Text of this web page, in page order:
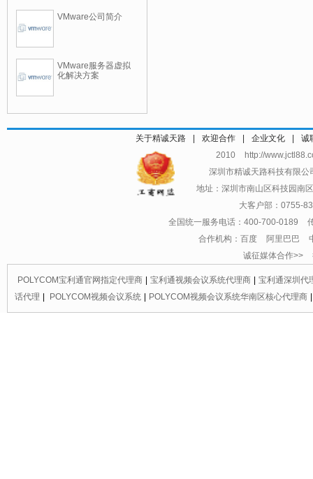
VMware公司简介
VMware服务器虚拟
化解决方案
关于精诚天路 欢迎合作 企业文化
诚
2010 http://
深圳市精诚天路科技有
地址：深圳市南山区科技园南
大客户部：0755-
全国统一服务电话：400-700-0189
合作机构：百度 阿里巴巴
诚征媒体合作>>
POLYCOM宝利通官网指定代理商 宝利通视频会议系统代理商
宝利通深圳代
话代理
POLYCOM视频会议系统 POLYCOM视频会议系统华南区核心代理商
供商 | 宝利通会议电话深圳代理商 | 宝利通会议电话区域总代理 | 深圳宝利通UC